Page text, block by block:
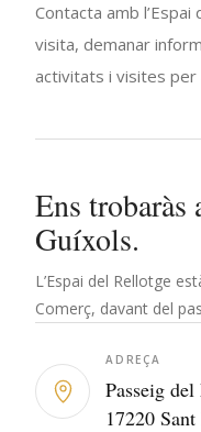
Contacta amb
visita, demanar
activitats i visites per
Ens trobaràs
Guíxols.
L’Espai del Rellotge
Comerç, davant del
ADREÇA
Passeig
17220